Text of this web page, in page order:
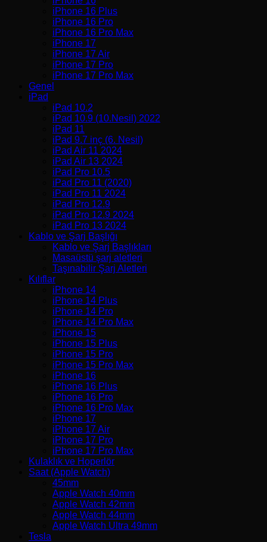
iPhone 16 Plus
iPhone 16 Pro
iPhone 16 Pro Max
iPhone 17
iPhone 17 Air
iPhone 17 Pro
iPhone 17 Pro Max
Genel
iPad
iPad 10.2
iPad 10.9 (10.Nesil) 2022
iPad 11
iPad 9.7 inç (6. Nesil)
iPad Air 11 2024
iPad Air 13 2024
iPad Pro 10.5
iPad Pro 11 (2020)
iPad Pro 11 2024
iPad Pro 12.9
iPad Pro 12.9 2024
iPad Pro 13 2024
Kablo ve Şarj Başlığı
Kablo ve Şarj Başlıkları
Masaüstü şarj aletleri
Taşınabilir Şarj Aletleri
Kılıflar
iPhone 14
iPhone 14 Plus
iPhone 14 Pro
iPhone 14 Pro Max
iPhone 15
iPhone 15 Plus
iPhone 15 Pro
iPhone 15 Pro Max
iPhone 16
iPhone 16 Plus
iPhone 16 Pro
iPhone 16 Pro Max
iPhone 17
iPhone 17 Air
iPhone 17 Pro
iPhone 17 Pro Max
Kulaklık ve Hoperlör
Saat (Apple Watch)
45mm
Apple Watch 40mm
Apple Watch 42mm
Apple Watch 44mm
Apple Watch Ultra 49mm
Tesla